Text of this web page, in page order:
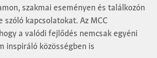
szakmai eseményen és találkozón
kapcsolatokat. Az MCC
a valódi fejlődés nemcsak egyéni
inspiráló közösségben is